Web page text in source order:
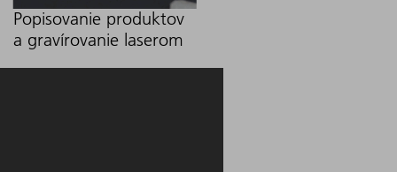
Popisovanie produktov
a gravírovanie laserom